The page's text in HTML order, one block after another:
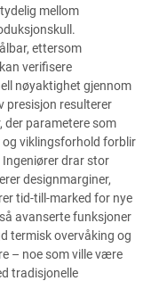
mellom
ettersom
verifisere
nøyaktighet gjennom
presisjon resulterer
der parametere som
og viklingsforhold forblir
drar stor
designmarginer,
tid-till-marked for nye
avanserte funksjoner
termisk overvåking og
– noe som ville være
tradisjonelle